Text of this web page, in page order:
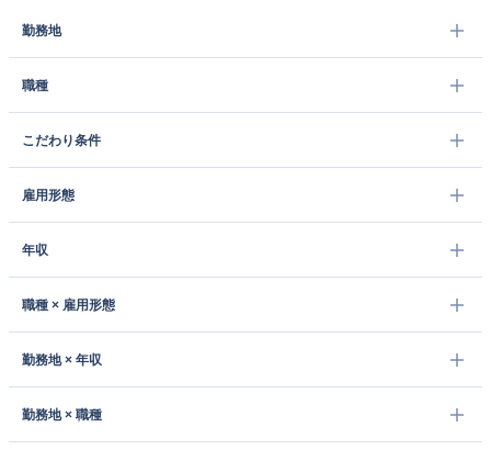
勤務地
職種
こだわり条件
雇用形態
年収
職種 × 雇用形態
勤務地 × 年収
勤務地 × 職種